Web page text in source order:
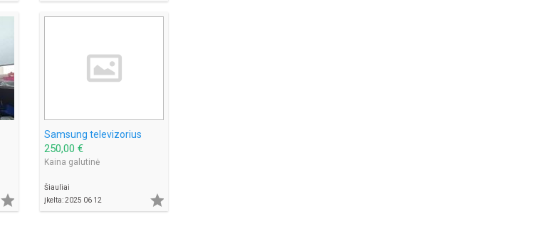

Samsung televizorius
250,00 €
Kaina galutinė
Šiauliai
Įkelta: 2025 06 12
